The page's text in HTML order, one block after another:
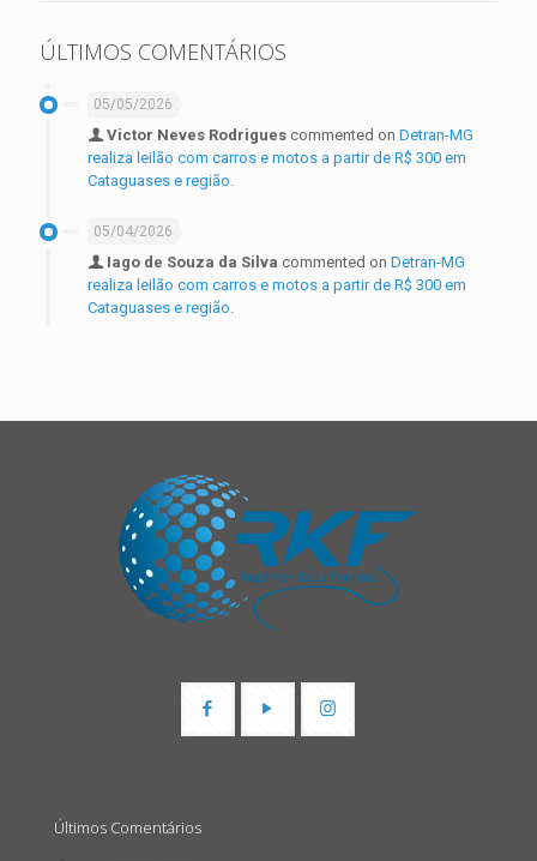
ÚLTIMOS COMENTÁRIOS
05/05/2026
Victor Neves Rodrigues commented on Detran-MG
realiza leilão com carros e motos a partir de R$ 300 em
Cataguases e região.
05/04/2026
Iago de Souza da Silva commented on Detran-MG
realiza leilão com carros e motos a partir de R$ 300 em
Cataguases e região.
Últimos Comentários